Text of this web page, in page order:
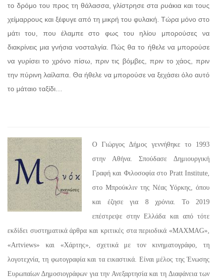
το δρόμο του προς τη θάλασσα, γλίστρησε στα ρυάκια και τους
χείμαρρους και ξέφυγε από τη μικρή του φυλακή. Τώρα μόνο στο
μάτι του, που έλαμπε στο φως του ηλίου μπορούσες να
διακρίνεις μια γνήσια νοσταλγία. Πώς θα το ήθελε να μπορούσε
να γυρίσει το χρόνο πίσω, πριν τις βόμβες, πριν το χάος, πριν
την πύρινη λαίλαπα. Θα ήθελε να μπορούσε να ξεχάσει όλο αυτό
το μάταιο ταξίδι…
Ο Γιώργος Δήμος γεννήθηκε το 1993
στην Αθήνα. Σπούδασε Δημιουργική
Γραφή και Φιλοσοφία στο Pratt Institute,
στο Μπρούκλιν της Νέας Υόρκης, όπου
και έζησε για 8 χρόνια. Το 2019
επέστρεψε στην Ελλάδα και από τότε
εκδίδει συστηματικά άρθρα και κριτικές στα περιοδικά «MAXMAG»,
«Artviews» και «Χάρτης», σχετικά με τον κινηματογράφο, τη
λογοτεχνία, τη φωτογραφία και τα εικαστικά. Είναι μέλος της Ένωσης
Ευρωπαίων Δημοσιογράφων για την Ανεξαρτησία και τη Διαφάνεια των